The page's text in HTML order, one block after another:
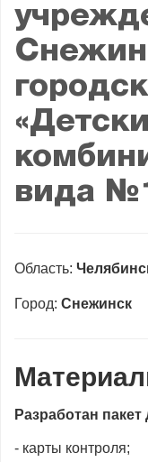
вида
Область:
Город: Снежинск
Разработан
- карты контроля;